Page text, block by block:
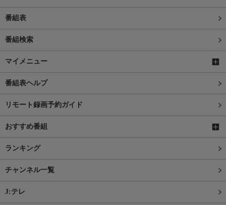
番組表
番組検索
マイメニュー
番組表ヘルプ
リモート録画予約ガイド
おすすめ番組
ランキング
チャンネル一覧
J:テレ